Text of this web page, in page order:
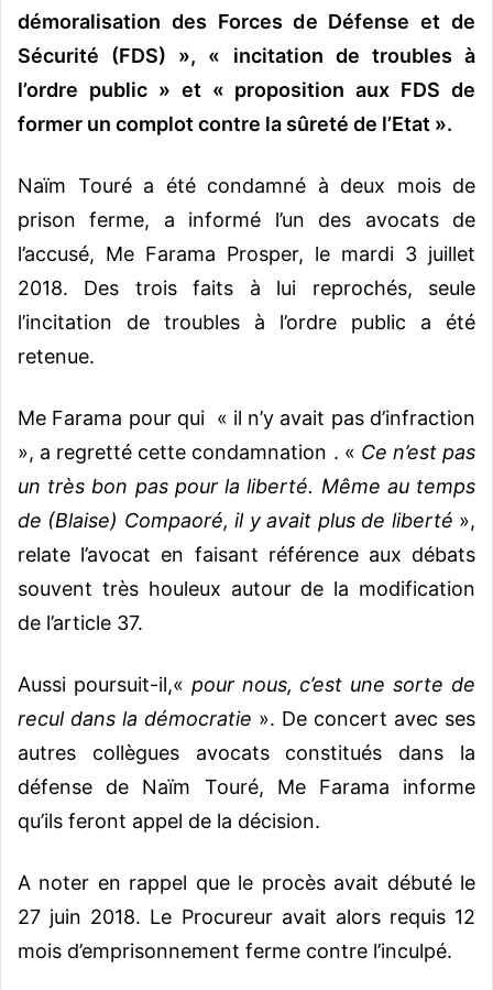
démoralisation des Forces de Défense et de
Sécurité (FDS) », « incitation de troubles à
l’ordre public » et « proposition aux FDS de
former un complot contre la sûreté de l’Etat ».
Naïm Touré a été condamné à deux mois de
prison ferme, a informé l’un des avocats de
l’accusé, Me Farama Prosper, le mardi 3 juillet
2018. Des trois faits à lui reprochés, seule
l’incitation de troubles à l’ordre public a été
retenue.
Me Farama pour qui « il n’y avait pas d’infraction
», a regretté cette condamnation . « Ce n’est pas
un très bon pas pour la liberté. Même au temps
de (Blaise) Compaoré, il y avait plus de liberté »,
relate l’avocat en faisant référence aux débats
souvent très houleux autour de la modification
de l’article 37.
Aussi poursuit-il,« pour nous, c’est une sorte de
recul dans la démocratie ». De concert avec ses
autres collègues avocats constitués dans la
défense de Naïm Touré, Me Farama informe
qu’ils feront appel de la décision.
A noter en rappel que le procès avait débuté le
27 juin 2018. Le Procureur avait alors requis 12
mois d’emprisonnement ferme contre l’inculpé.